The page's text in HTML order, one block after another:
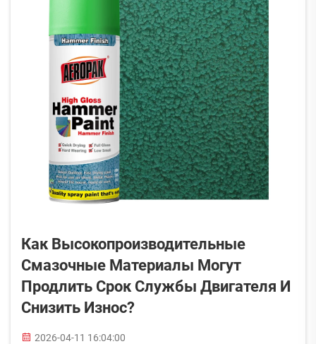
Как Высокопроизводительные
Смазочные Материалы Могут
Продлить Срок Службы Двигателя И
Снизить Износ?
2026-04-11 16:04:00